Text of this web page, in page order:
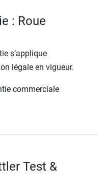
: Roue
s’applique
légale en vigueur.
commerciale
Test &